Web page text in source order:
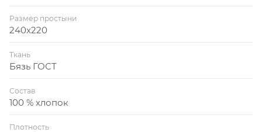
Размер простыни
240x220
Ткань
Бязь ГОСТ
Состав
100 % хлопок
Плотность